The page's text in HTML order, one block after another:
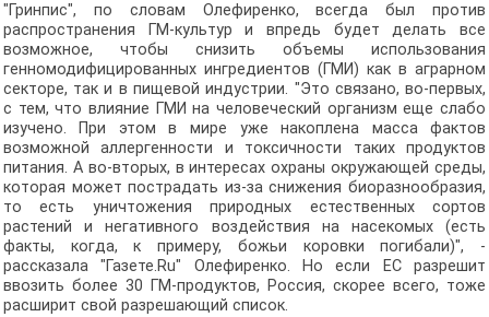
"Гринпис", по словам Олефиренко, всегда был против
распространения ГМ-культур и впредь будет делать все
возможное, чтобы снизить объемы использования
генномодифицированных ингредиентов (ГМИ) как в аграрном
секторе, так и в пищевой индустрии. "Это связано, во-первых,
с тем, что влияние ГМИ на человеческий организм еще слабо
изучено. При этом в мире уже накоплена масса фактов
возможной аллергенности и токсичности таких продуктов
питания. А во-вторых, в интересах охраны окружающей среды,
которая может пострадать из-за снижения биоразнообразия,
то есть уничтожения природных естественных сортов
растений и негативного воздействия на насекомых (есть
факты, когда, к примеру, божьи коровки погибали)", -
рассказала "Газете.Ru" Олефиренко. Но если ЕС разрешит
ввозить более 30 ГМ-продуктов, Россия, скорее всего, тоже
расширит свой разрешающий список.